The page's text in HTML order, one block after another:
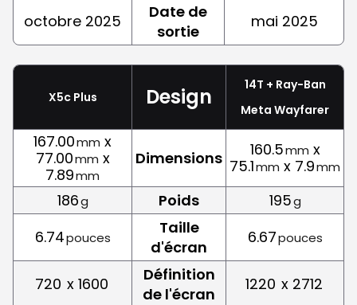
octobre 2025
Date de
sortie
mai 2025
X5c Plus Design
14T + Ray-Ban
Meta Wayfarer
167.00mm x
77.00mm x
7.89mm
Dimensions 160.5mm x
75.1mm x 7.9mm
186g Poids 195g
6.74pouces
Taille
d'écran
6.67pouces
720 x 1600
Définition
de l'écran
1220 x 2712